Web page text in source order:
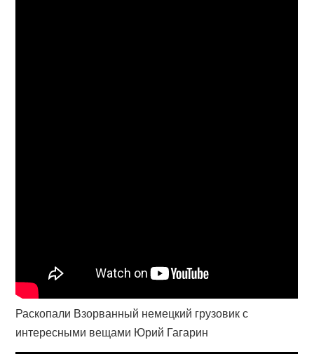
Раскопали Взорванный немецкий грузовик с
интересными вещами Юрий Гагарин